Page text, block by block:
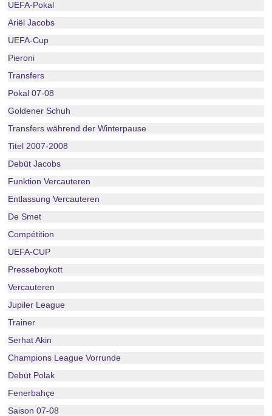
UEFA-Pokal
Ariël Jacobs
UEFA-Cup
Pieroni
Transfers
Pokal 07-08
Goldener Schuh
Transfers während der Winterpause
Titel 2007-2008
Debüt Jacobs
Funktion Vercauteren
Entlassung Vercauteren
De Smet
Compétition
UEFA-CUP
Presseboykott
Vercauteren
Jupiler League
Trainer
Serhat Akin
Champions League Vorrunde
Debüt Polak
Fenerbahçe
Saison 07-08